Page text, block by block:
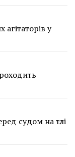
у
судом на тлі